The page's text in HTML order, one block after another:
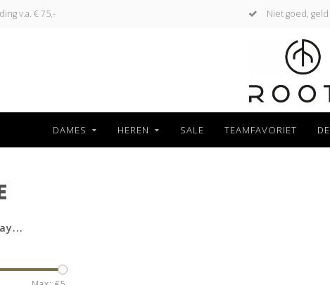
v.a. € 75,- Niet goed,
DAMES HEREN SALE TEAMFAVORIET